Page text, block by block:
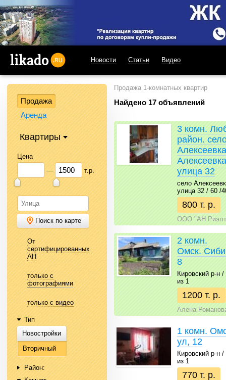
Новости Статьи Видео
Продажа
Аренда
Квартиры
Цена
—
т.р.
Поиск по карте
От
сертифицированных
АН
только с
фотографиями
только с видео
Тип
Новостройки
Вторичный
Район:
Продажа 1-комнатных квартир
Найдено 17 объявлений
3 комн.
район.
улица 32
село
улица 32 / 60 /
800 т. р.
ООО "АН
2 комн.
Омск.
8
Кировский р-н
из 1
1200 т. р.
Алена
1 комн.
ул, 12
Кировский р-н
из 1
770 т. р.